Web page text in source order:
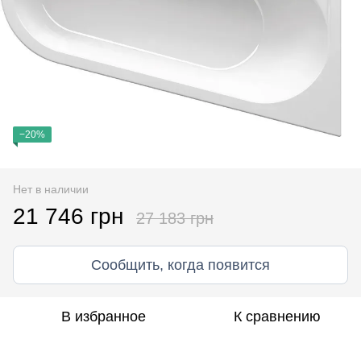
−20%
Нет в наличии
21 746 грн 27 183 грн
Сообщить, когда появится
В избранное К сравнению